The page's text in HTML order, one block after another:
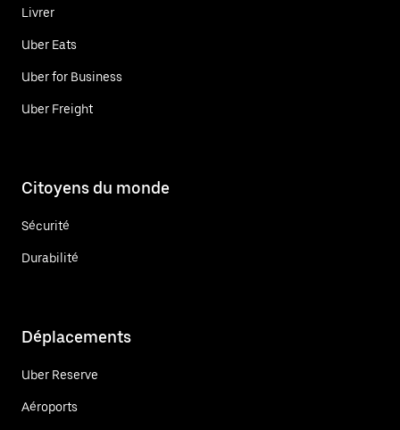
Livrer
Uber Eats
Uber for Business
Uber Freight
Citoyens du monde
Sécurité
Durabilité
Déplacements
Uber Reserve
Aéroports